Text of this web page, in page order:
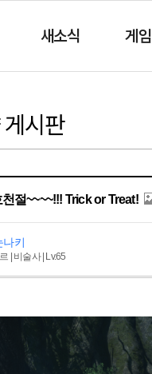
새소식 게
시판
절~~~~!!! Trick or Treat!
나키
| 비술사 | Lv.65